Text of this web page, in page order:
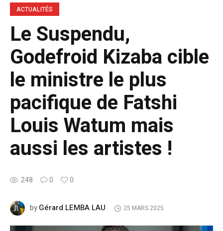
ACTUALITÉS
Le Suspendu,
Godefroid Kizaba cible
le ministre le plus
pacifique de Fatshi
Louis Watum mais
aussi les artistes !
248 0 0
byGérard LEMBA LAU 25 MARS 2025